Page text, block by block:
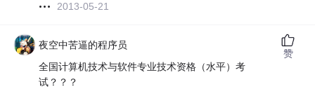
2013-05-21
夜空中苦逼的程序员
全国计算机技术与软件专业技术资格（水平）考
试？？？
赞